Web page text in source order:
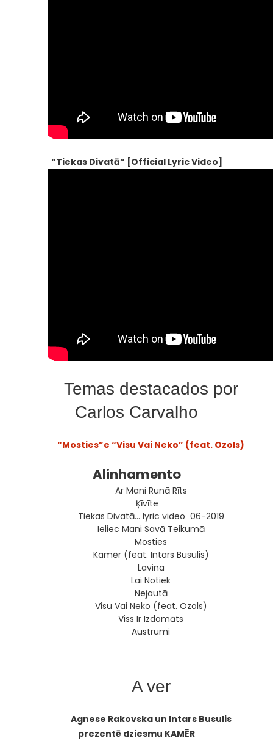
“Tiekas Divatā” [Official Lyric Video]
Temas destacados por
Carlos Carvalho
“Mosties”e “Visu Vai Neko” (feat. Ozols)
Alinhamento
Ar Mani Runā Rīts
Ķīvīte
Tiekas Divatā… lyric video 06-2019
Ieliec Mani Savā Teikumā
Mosties
Kamēr (feat. Intars Busulis)
Lavina
Lai Notiek
Nejautā
Visu Vai Neko (feat. Ozols)
Viss Ir Izdomāts
Austrumi
A ver
Agnese Rakovska un Intars Busulis
prezentē dziesmu KAMĒR